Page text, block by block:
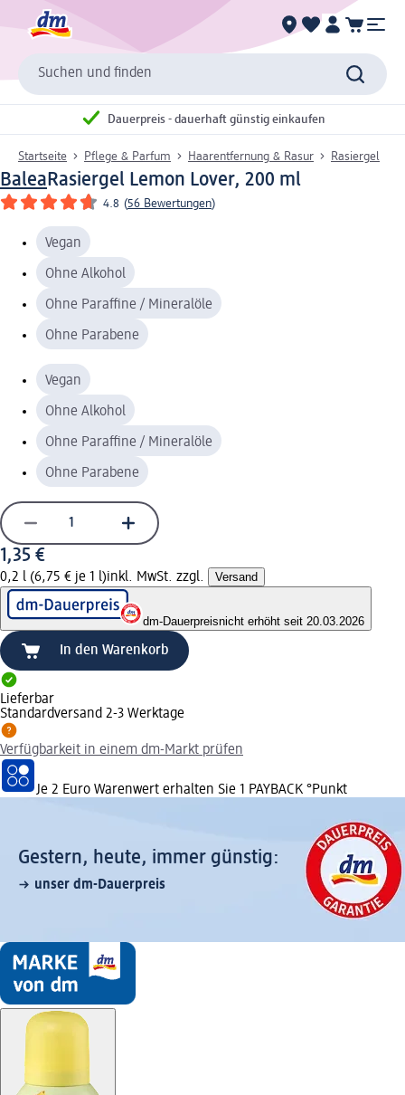
Suchen und finden
Dauerpreis - dauerhaft günstig einkaufen
Startseite Pflege & Parfum Haarentfernung & Rasur Rasiergel
BaleaRasiergel Lemon Lover, 200 ml
4.8 (56 Bewertungen)
Vegan
Ohne Alkohol
Ohne Paraffine / Mineralöle
Ohne Parabene
Vegan
Ohne Alkohol
Ohne Paraffine / Mineralöle
Ohne Parabene
1,35 €
0,2 l (6,75 € je 1 l)inkl. MwSt. zzgl. Versand
dm-Dauerpreisnicht erhöht seit 20.03.2026
In den Warenkorb
Lieferbar
Standardversand 2-3 Werktage
Verfügbarkeit in einem dm-Markt prüfen
Je 2 Euro Warenwert erhalten Sie 1 PAYBACK °Punkt
Gestern, heute, immer günstig:
unser dm-Dauerpreis